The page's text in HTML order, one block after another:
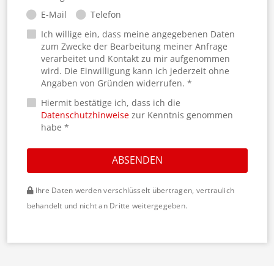
E-Mail
Telefon
Ich willige ein, dass meine angegebenen Daten
zum Zwecke der Bearbeitung meiner Anfrage
verarbeitet und Kontakt zu mir aufgenommen
wird. Die Einwilligung kann ich jederzeit ohne
Angaben von Gründen widerrufen. *
Hiermit bestätige ich, dass ich die
Datenschutzhinweisezur Kenntnis genommen
habe *
ABSENDEN
Ihre Daten werden verschlüsselt übertragen, vertraulich
behandelt und nicht an Dritte weitergegeben.